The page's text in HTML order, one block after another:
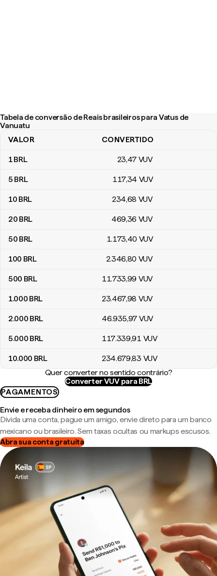
Tabela de conversão de Reais brasileiros para Vatus de
Vanuatu
Tabela de conversão de Reais brasileiros para Vatus de Vanuatu
VALOR CONVERTIDO
1BRL 23,47 VUV
5 BRL 117,34 VUV
10 BRL 234,68 VUV
20 BRL 469,36 VUV
50 BRL 1.173,40 VUV
100 BRL 2.346,80 VUV
500 BRL 11.733,99 VUV
1.000 BRL 23.467,98 VUV
2.000 BRL 46.935,97 VUV
5.000 BRL 117.339,91 VUV
10.000 BRL 234.679,83 VUV
Quer converter no sentido contrário?
Converter VUV para BRL
PAGAMENTOS
Envie e receba dinheiro em segundos
Divida uma conta, pague um amigo, envie direto para um banco
mexicano ou brasileiro. Sem taxas ocultas ou markups escusos.
Abra sua conta gratuita